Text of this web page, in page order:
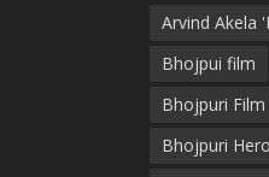
Arvind Akela
Bhojpui film
Bhojpuri Film
Bhojpuri